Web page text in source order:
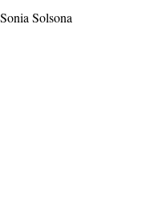
Sonia Solsona